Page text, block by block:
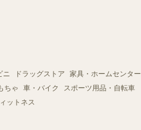
ニ ドラッグストア
家具・ホームセンター
ちゃ 車・バイク
スポーツ用品・自転車
ットネス